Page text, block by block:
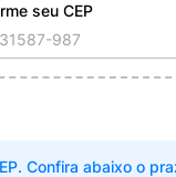
seu CEP
Confira abaixo o